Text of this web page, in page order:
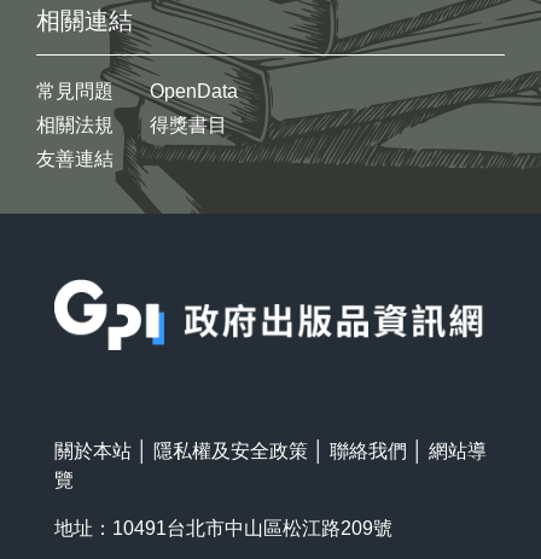
相關連結
常見問題
相關法規
友善連結
OpenData
得獎書目
關於本站 隱私權及安全政策 聯絡我們
網站導
覽
地址：10491台北市中山區松江路209號